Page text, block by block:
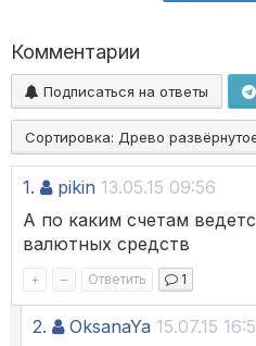
Комментарии
Подписаться на ответы
Сортировка: Древо
1. pikin 13.05.15 09:56
А по каким счетам
валютных средств
+ – Ответить 1
2. OksanaYa 15.07.15